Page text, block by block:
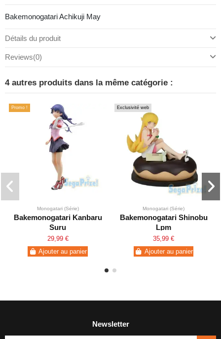
Bakemonogatari Achikuji May
Détails du produit
Reviews(0)
4 autres produits dans la même catégorie :
Promo !
Monogatari (Série)
Bakemonogatari Kanbaru
Suru
29,99 €
Ajouter au panier
Exclusivité web
Monogatari (Série)
Bakemonogatari Shinobu
Lpm
35,99 €
Ajouter au panier
Newsletter